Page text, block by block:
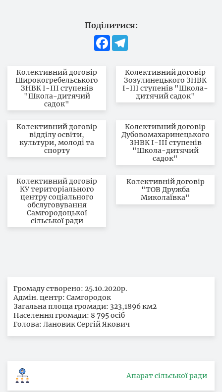
Поділитися:
Facebook
Колективний договір
Широкогребельського
ЗНВК І-ІІІ ступенів
"Школа-дитячий
садок"
Колективний договір
Зозулинецького ЗНВК
І-ІІІ ступенів "Школа-
дитячий садок"
Колективний договір
відділу освіти,
культури, молоді та
спорту
Колективний договір
Дубовомахаринецького
ЗНВК І-ІІІ ступенів
"Школа-дитячий
садок"
Колективний договір
КУ територіального
центру соціального
обслуговування
Самгородоцької
сільської ради
Колективній договір
"ТОВ Дружба
Миколаївка"
Громаду створено: 25.10.2020р.
Адмін. центр: Самгородок
Загальна площа громади: 323,1896 км2
Населення громади: 8 795 осіб
Голова: Лановик Сергій Якович
Апарат сільської ради